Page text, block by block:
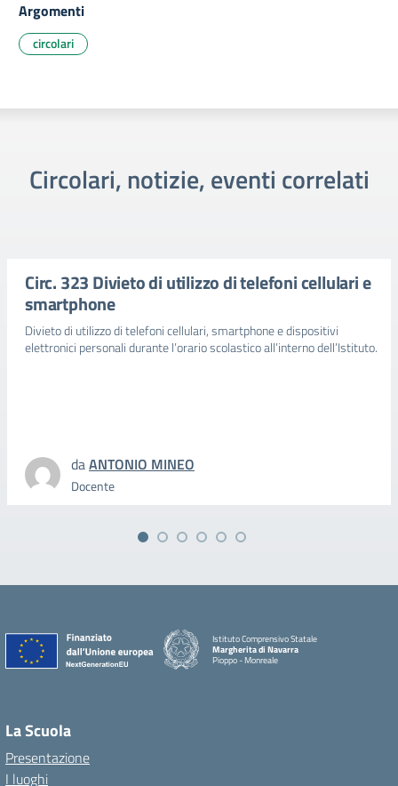
Argomenti
circolari
Circolari, notizie, eventi correlati
Circ. 323 Divieto di utilizzo di telefoni cellulari e
smartphone
Divieto di utilizzo di telefoni cellulari, smartphone e dispositivi
elettronici personali durante l’orario scolastico all’interno dell’Istituto.
daANTONIO MINEO
Docente
Istituto Comprensivo Statale
Margherita di Navarra
Pioppo - Monreale
La Scuola
Presentazione
I luoghi